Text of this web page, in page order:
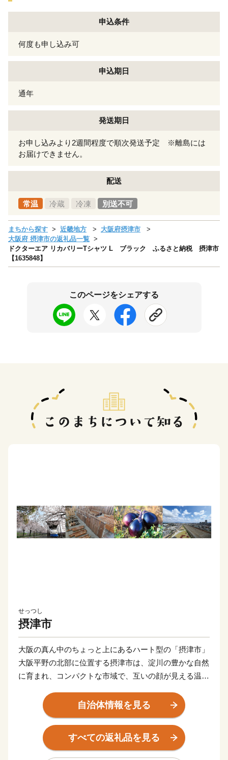
申込条件
何度も申し込み可
申込期日
通年
発送期日
お申し込みより2週間程度で順次発送予定 ※離島には
お届けできません。
配送
常温 冷蔵 冷凍 別送不可
まちから探す 近畿地方
大阪府摂津市
大阪府 摂津市の返礼品一覧
ドクターエア リカバリーTシャツ L ブラック ふるさと納税 摂津市
【1635848】
このページをシェアする
せっつし
摂津市
大阪の真ん中のちょっと上にあるハート型の「摂津市」
大阪平野の北部に位置する摂津市は、淀川の豊かな自然
に育まれ、コンパクトな市域で、互いの顔が見える温か
また、都心に近く通勤通学の利便性が良いだけではな
く、「新幹線鳥飼車両基地」「阪急電鉄正雀工場」もあ
り、鉄道好きの方にもに愛されています。
約4,000の中小企業があり、「摂津優品（せっつすぐれ
自治体情報を見る
すべての返礼品を見る